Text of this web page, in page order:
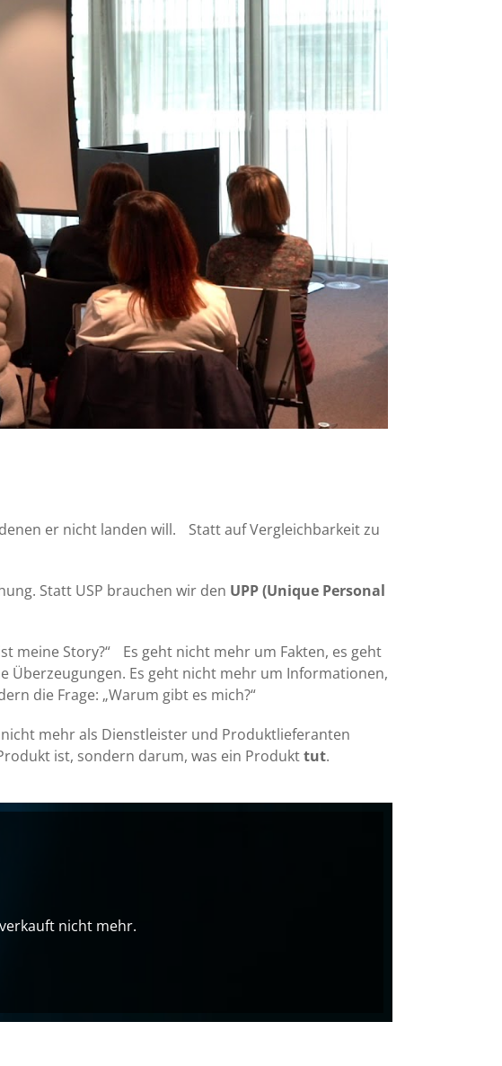
er nicht landen will. Statt auf Vergleichbarkeit zu
Statt USP brauchen wir den UPP (Unique Personal
meine Story?“ Es geht nicht mehr um Fakten, es geht
Es geht nicht mehr um Informationen,
die Frage: „Warum gibt es mich?“
mehr als Dienstleister und Produktlieferanten
ist, sondern darum, was ein Produkttut.
nicht mehr.